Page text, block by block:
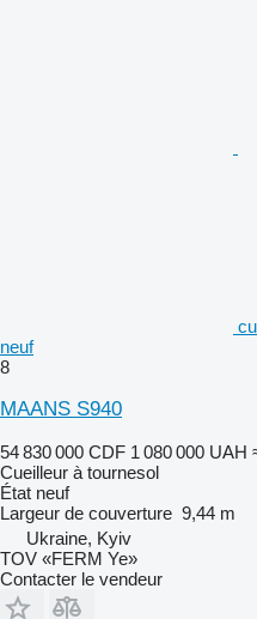
neuf
8
MAANS S940
54 830 000 CDF 1 080 000 UAH
Cueilleur à tournesol
État neuf
Largeur de couverture 9,44 m
Ukraine, Kyiv
TOV «FERM Ye»
Contacter le vendeur